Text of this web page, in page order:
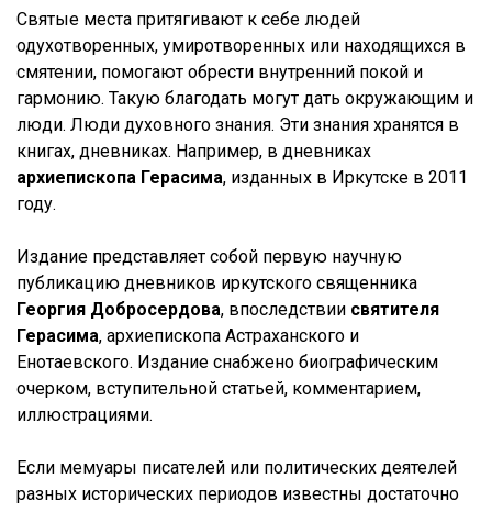
Святые места притягивают к себе людей
одухотворенных, умиротворенных или находящихся в
смятении, помогают обрести внутренний покой и
гармонию. Такую благодать могут дать окружающим и
люди. Люди духовного знания. Эти знания хранятся в
книгах, дневниках. Например, в дневниках
архиепископа Герасима, изданных в Иркутске в 2011
году.
Издание представляет собой первую научную
публикацию дневников иркутского священника
Георгия Добросердова, впоследствии святителя
Герасима, архиепископа Астраханского и
Енотаевского. Издание снабжено биографическим
очерком, вступительной статьей, комментарием,
иллюстрациями.
Если мемуары писателей или политических деятелей
разных исторических периодов известны достаточно